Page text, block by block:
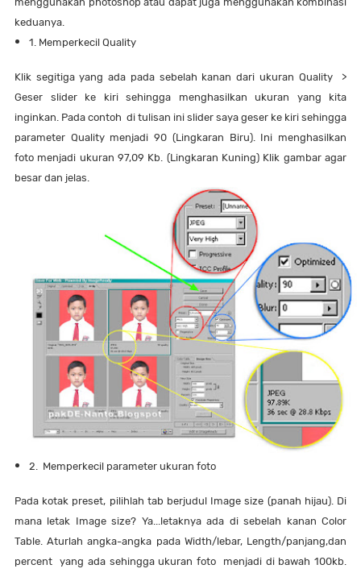
keduanya.
1. Memperkecil Quality
Klik segitiga yang ada pada sebelah kanan dari ukuran Quality >
Geser slider ke kiri sehingga menghasilkan ukuran yang kita
inginkan. Pada contoh di tulisan ini slider saya geser ke kiri sehingga
parameter Quality menjadi 90 (Lingkaran Biru). Ini menghasilkan
foto menjadi ukuran 97,09 Kb. (Lingkaran Kuning) Klik gambar agar
besar dan jelas.
2. Memperkecil parameter ukuran foto
Pada kotak preset, pilihlah tab berjudul Image size (panah hijau). Di
mana letak Image size? Ya...letaknya ada di sebelah kanan Color
Table. Aturlah angka-angka pada Width/lebar, Length/panjang,dan
percent yang ada sehingga ukuran foto menjadi di bawah 100kb.